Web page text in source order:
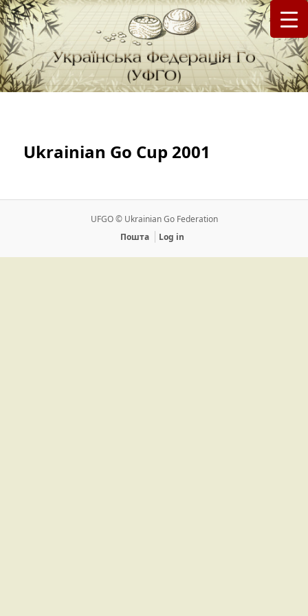
Українська Федерація Го (УФГО)
федерація Го (Бадук, Вейці) в Україні
Ukrainian Go Cup 2001
UFGO © Ukrainian Go Federation
Пошта
Log in